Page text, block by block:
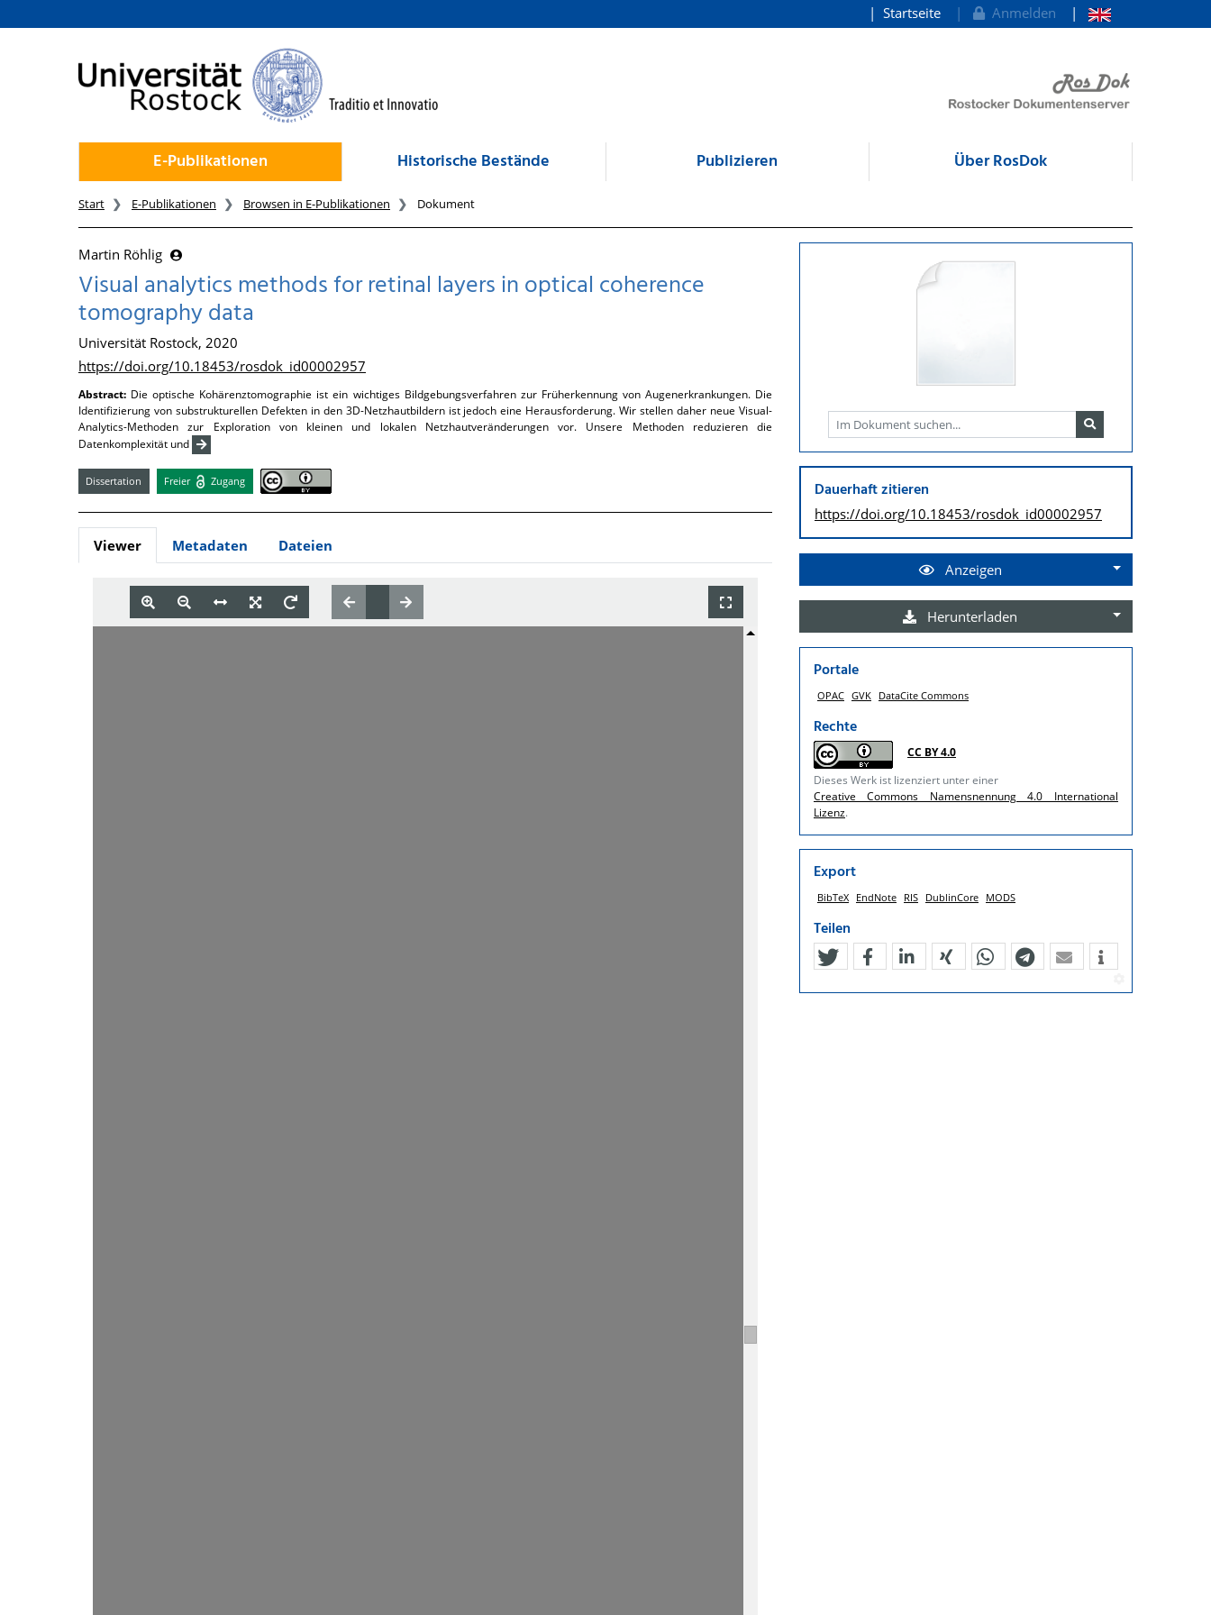
zum Inhalt
Startseite Anmelden
E-Publikationen Historische Bestände Publizieren Über RosDok
Start E-Publikationen Browsen in E-Publikationen Dokument
Martin Röhlig
Visual analytics methods for retinal layers in optical coherence
tomography data
Universität Rostock, 2020
https://doi.org/10.18453/rosdok_id00002957
Abstract: Die optische Kohärenztomographie ist ein wichtiges Bildgebungsverfahren zur Früherkennung von Augenerkrankungen. Die
Identifizierung von substrukturellen Defekten in den 3D-Netzhautbildern ist jedoch eine Herausforderung. Wir stellen daher neue Visual-
Analytics-Methoden zur Exploration von kleinen und lokalen Netzhautveränderungen vor. Unsere Methoden reduzieren die
Datenkomplexität und
Dissertation Freier Zugang
Viewer Metadaten Dateien
Dauerhaft zitieren
https://doi.org/10.18453/rosdok_id00002957
Anzeigen
Herunterladen
Portale
OPAC GVK DataCite Commons
Rechte
CC BY 4.0
Dieses Werk ist lizenziert unter einer
Creative Commons Namensnennung 4.0 International
Lizenz.
Export
BibTeX EndNote RIS DublinCore MODS
Teilen